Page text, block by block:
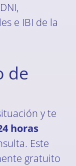
e IBI de la
de
y te
horas
Este
gratuito